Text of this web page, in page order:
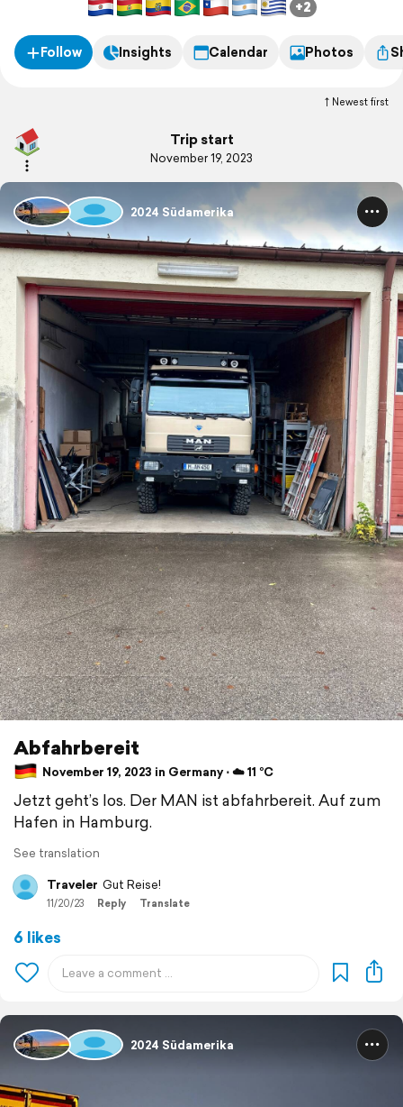
+2
Follow Insights Calendar Photos
Newest first
Trip start
November 19, 2023
2024 Südamerika
Abfahrbereit
November 19, 2023 in Germany ⋅ ☁️ 11 °C
Jetzt geht’s los. Der MAN ist abfahrbereit. Auf zum
Hafen in Hamburg.
See translation
Traveler Gut Reise!
11/20/23 Reply Translate
6 likes
2024 Südamerika